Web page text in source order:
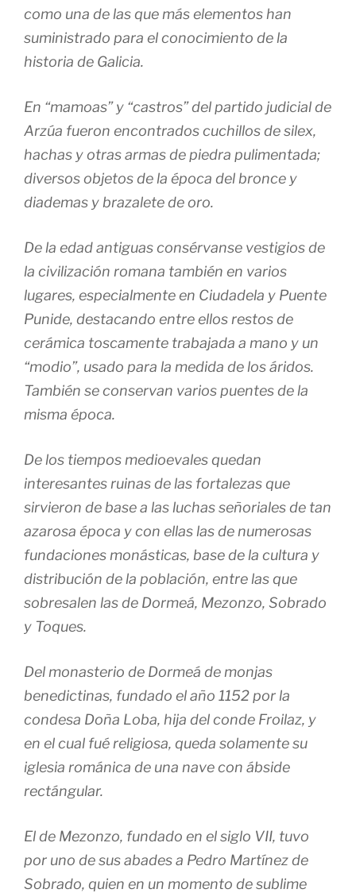
como una de las que más elementos han
suministrado para el conocimiento de la
historia de Galicia.
En “mamoas” y “castros” del partido judicial de
Arzúa fueron encontrados cuchillos de silex,
hachas y otras armas de piedra pulimentada;
diversos objetos de la época del bronce y
diademas y brazalete de oro.
De la edad antiguas consérvanse vestigios de
la civilización romana también en varios
lugares, especialmente en Ciudadela y Puente
Punide, destacando entre ellos restos de
cerámica toscamente trabajada a mano y un
“modio”, usado para la medida de los áridos.
También se conservan varios puentes de la
misma época.
De los tiempos medioevales quedan
interesantes ruinas de las fortalezas que
sirvieron de base a las luchas señoriales de tan
azarosa época y con ellas las de numerosas
fundaciones monásticas, base de la cultura y
distribución de la población, entre las que
sobresalen las de Dormeá, Mezonzo, Sobrado
y Toques.
Del monasterio de Dormeá de monjas
benedictinas, fundado el año 1152 por la
condesa Doña Loba, hija del conde Froilaz, y
en el cual fué religiosa, queda solamente su
iglesia románica de una nave con ábside
rectángular.
El de Mezonzo, fundado en el siglo VII, tuvo
por uno de sus abades a Pedro Martínez de
Sobrado, quien en un momento de sublime